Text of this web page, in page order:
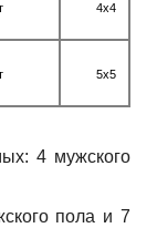
4х4
5х5
4 мужского
пола и 7